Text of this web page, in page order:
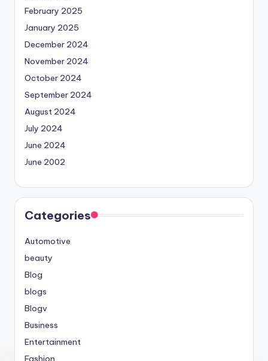
February 2025
January 2025
December 2024
November 2024
October 2024
September 2024
August 2024
July 2024
June 2024
June 2002
Categories
Automotive
beauty
Blog
blogs
Blogv
Business
Entertainment
Fashion